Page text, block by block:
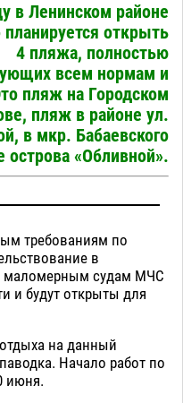
в Ленинском районе
открыть
4 пляжа, полностью
всем нормам и
пляж на Городском
пляж в районе ул.
в мкр. Бабаевского
острова «Обливной».
требованиям по
в
маломерным судам МЧС
и будут открыты для
на данный
Начало работ по
июня.